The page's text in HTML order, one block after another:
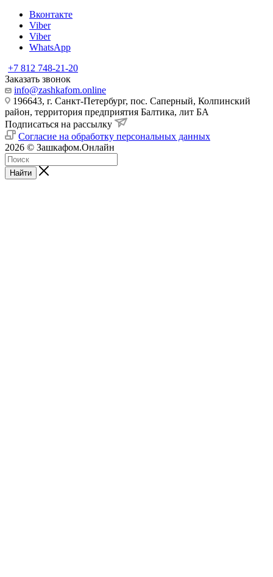
Вконтакте
Viber
Viber
WhatsApp
+7 812 748-21-20
Заказать звонок
info@zashkafom.online
196643, г. Санкт-Петербург, пос. Саперный, Колпинский
район, территория предприятия Балтика, лит БА
Подписаться на рассылку
Согласие на обработку персональных данных
2026 © Зашкафом.Онлайн
Найти